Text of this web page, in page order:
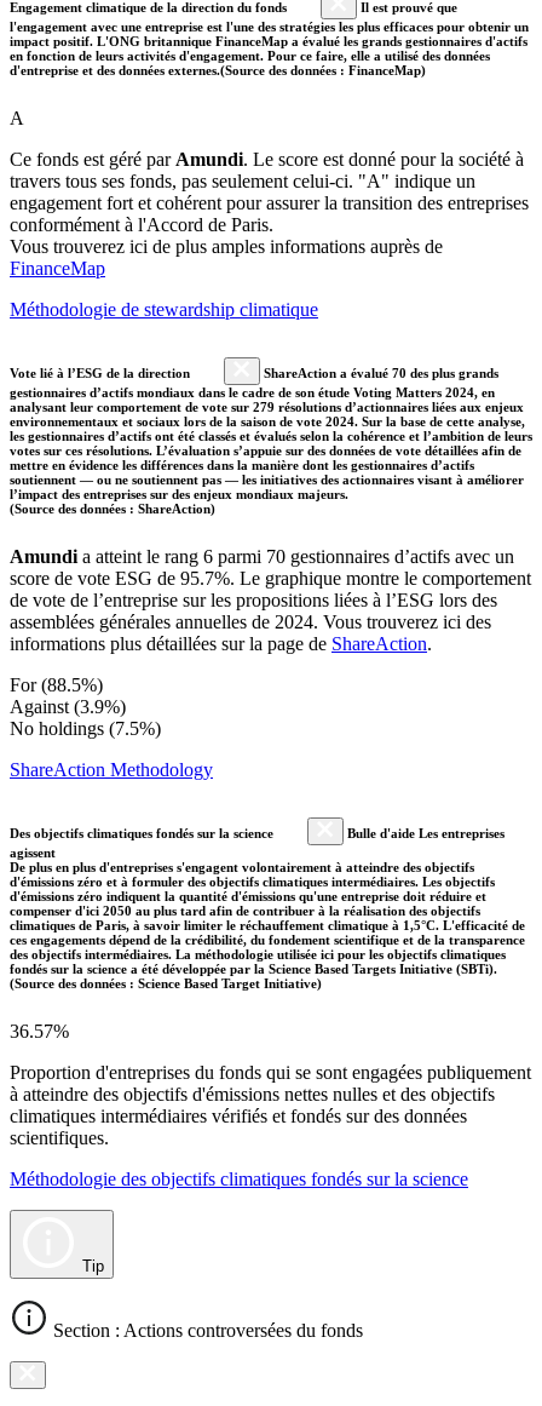
Engagement climatique de la direction du fonds
Il est prouvé que
l'engagement avec une entreprise est l'une des stratégies les plus efficaces pour obtenir un
impact positif. L'ONG britannique FinanceMap a évalué les grands gestionnaires d'actifs
en fonction de leurs activités d'engagement. Pour ce faire, elle a utilisé des données
d'entreprise et des données externes.(Source des données : FinanceMap)
A
Ce fonds est géré par Amundi. Le score est donné pour la société à
travers tous ses fonds, pas seulement celui-ci. "A" indique un
engagement fort et cohérent pour assurer la transition des entreprises
conformément à l'Accord de Paris.
Vous trouverez ici de plus amples informations auprès de
FinanceMap
Méthodologie de stewardship climatique
Vote lié à l’ESG de la direction
ShareAction a évalué 70 des plus grands
gestionnaires d’actifs mondiaux dans le cadre de son étude Voting Matters 2024, en
analysant leur comportement de vote sur 279 résolutions d’actionnaires liées aux enjeux
environnementaux et sociaux lors de la saison de vote 2024. Sur la base de cette analyse,
les gestionnaires d’actifs ont été classés et évalués selon la cohérence et l’ambition de leurs
votes sur ces résolutions. L’évaluation s’appuie sur des données de vote détaillées afin de
mettre en évidence les différences dans la manière dont les gestionnaires d’actifs
soutiennent — ou ne soutiennent pas — les initiatives des actionnaires visant à améliorer
l’impact des entreprises sur des enjeux mondiaux majeurs.
(Source des données : ShareAction)
Amundi a atteint le rang 6 parmi 70 gestionnaires d’actifs avec un
score de vote ESG de 95.7%. Le graphique montre le comportement
de vote de l’entreprise sur les propositions liées à l’ESG lors des
assemblées générales annuelles de 2024. Vous trouverez ici des
informations plus détaillées sur la page de ShareAction.
For (88.5%)
Against (3.9%)
No holdings (7.5%)
ShareAction Methodology
Des objectifs climatiques fondés sur la science
Bulle d'aide Les entreprises
agissent
De plus en plus d'entreprises s'engagent volontairement à atteindre des objectifs
d'émissions zéro et à formuler des objectifs climatiques intermédiaires. Les objectifs
d'émissions zéro indiquent la quantité d'émissions qu'une entreprise doit réduire et
compenser d'ici 2050 au plus tard afin de contribuer à la réalisation des objectifs
climatiques de Paris, à savoir limiter le réchauffement climatique à 1,5°C. L'efficacité de
ces engagements dépend de la crédibilité, du fondement scientifique et de la transparence
des objectifs intermédiaires. La méthodologie utilisée ici pour les objectifs climatiques
fondés sur la science a été développée par la Science Based Targets Initiative (SBTi).
(Source des données : Science Based Target Initiative)
36.57%
Proportion d'entreprises du fonds qui se sont engagées publiquement
à atteindre des objectifs d'émissions nettes nulles et des objectifs
climatiques intermédiaires vérifiés et fondés sur des données
scientifiques.
Méthodologie des objectifs climatiques fondés sur la science
Tip
Section : Actions controversées du fonds